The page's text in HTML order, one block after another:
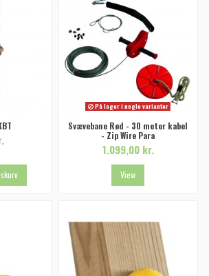
På lager i nogle varianter
Svævebane Rød - 30 meter kabel
- Zip Wire Para
1.099,00 kr.
View